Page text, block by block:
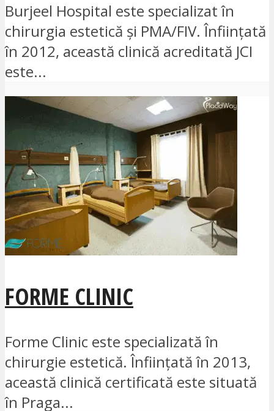
Burjeel Hospital este specializat în
chirurgia estetică și PMA/FIV. Înființată
în 2012, această clinică acreditată JCI
este...
FORME CLINIC
Forme Clinic este specializată în
chirurgie estetică. Înființată în 2013,
această clinică certificată este situată
în Praga...